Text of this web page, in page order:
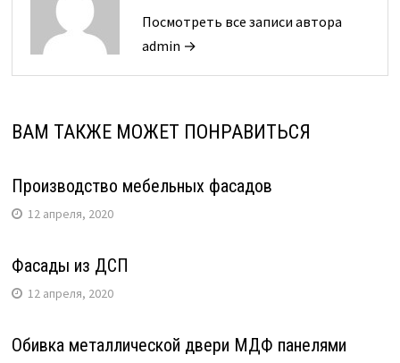
Посмотреть все записи автора
admin →
ВАМ ТАКЖЕ МОЖЕТ ПОНРАВИТЬСЯ
Производство мебельных фасадов
12 апреля, 2020
Фасады из ДСП
12 апреля, 2020
Обивка металлической двери МДФ панелями